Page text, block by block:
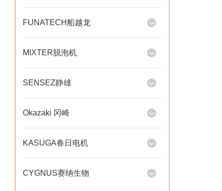
FUNATECH船越龙
MIXTER脱泡机
SENSEZ静雄
Okazaki 冈崎
KASUGA春日电机
CYGNUS赛纳生物